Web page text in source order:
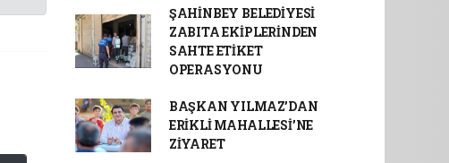
ŞAHİNBEY BELEDİYESİ
ZABITA EKİPLERİNDEN
SAHTE ETİKET
OPERASYONU
BAŞKAN YILMAZ’DAN
ERİKLİ MAHALLESİ’NE
ZİYARET